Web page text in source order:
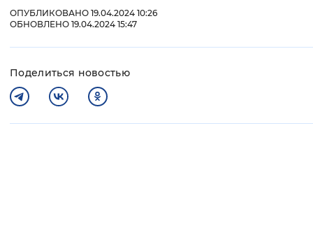
ОПУБЛИКОВАНО 19.04.2024 10:26
ОБНОВЛЕНО 19.04.2024 15:47
Поделиться новостью